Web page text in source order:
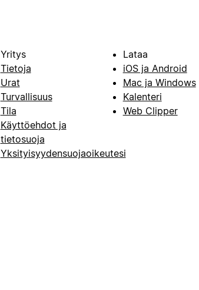
Yritys
Tietoja
Urat
Turvallisuus
Tila
Käyttöehdot ja
tietosuoja
Yksityisyydensuojaoikeutesi
Lataa
iOS ja Android
Mac ja Windows
Kalenteri
Web Clipper